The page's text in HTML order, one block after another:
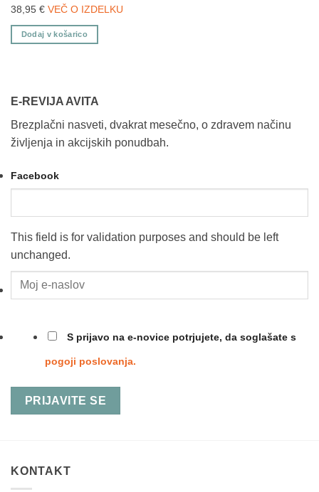
38,95 € VEČ O IZDELKU
Dodaj v košarico
E-REVIJA AVITA
Brezplačni nasveti, dvakrat mesečno, o zdravem načinu
življenja in akcijskih ponudbah.
Facebook
This field is for validation purposes and should be left
unchanged.
Moj
S prijavo na e-novice potrjujete, da soglašate s
pogoji poslovanja.
KONTAKT